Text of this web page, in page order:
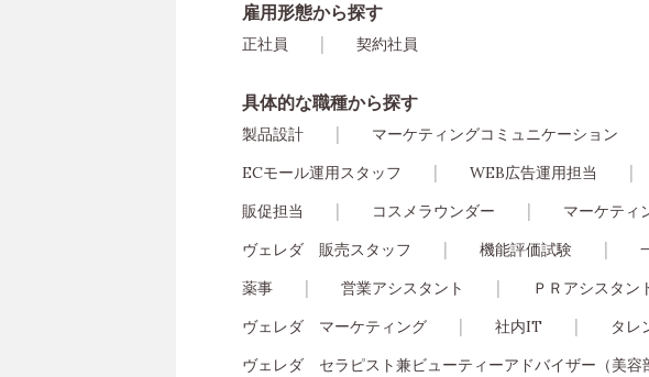
雇用形態から探す
正社員 契約社員
具体的な職種から探す
製品設計 マーケティングコミュニケーション
ECモール運用スタッフ
WEB広告運用担当
販促担当
コスメラウンダー マーケティ
ヴェレダ 販売スタッフ
機能評価試験
薬事
営業アシスタント ＰＲアシスタン
ヴェレダ マーケティング
社内IT
タレ
ヴェレダ セラピスト兼ビューティーアドバイザー（美容